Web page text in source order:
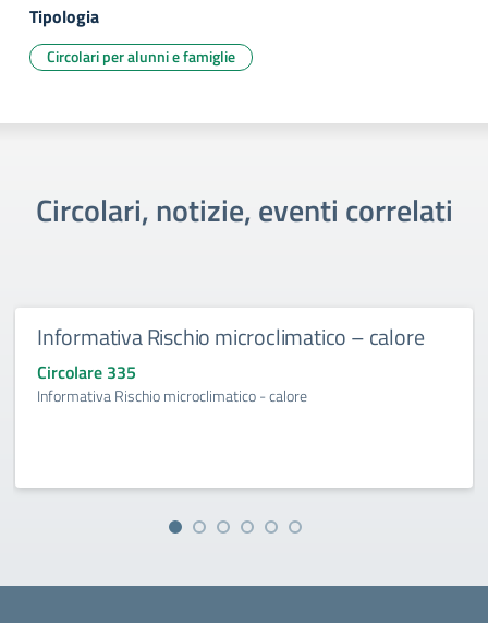
Tipologia
Circolari per alunni e famiglie
Circolari, notizie, eventi correlati
Informativa Rischio microclimatico – calore
Circolare 335
Informativa Rischio microclimatico - calore